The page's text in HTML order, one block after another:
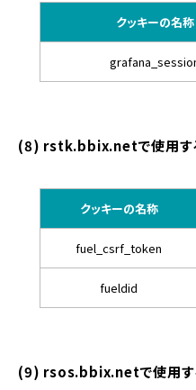
クッキーの名称
(8) rstk.bbix.netで使用す
クッキーの名称
fuel_csrf_token
fueldid
(9) rsos.bbix.netで使用す